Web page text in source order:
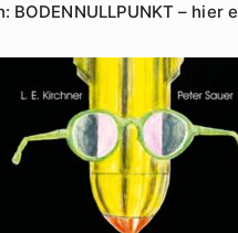
BODENNULLPUNKT – hier